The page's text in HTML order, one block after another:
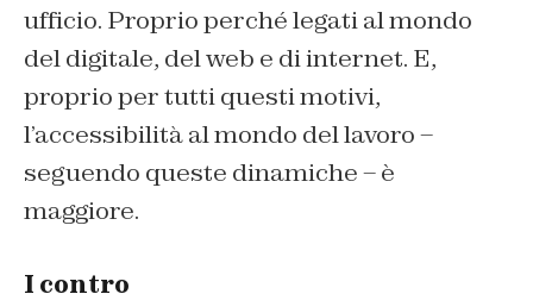
ufficio. Proprio perché legati al mondo
del digitale, del web e di internet. E,
proprio per tutti questi motivi,
l’accessibilità al mondo del lavoro –
seguendo queste dinamiche – è
maggiore.
I contro